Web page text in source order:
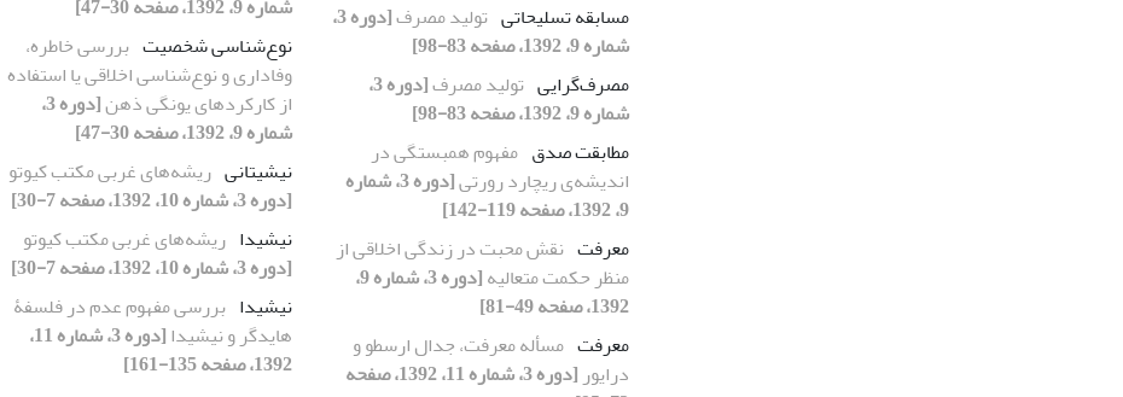
مسابقه تسلیحاتی تولید مصرف
[دوره 3،
شماره 9، 1392، صفحه 83-98]
مصرف‌گرایی تولید مصرف
[دوره 3،
شماره 9، 1392، صفحه 83-98]
مطابقت صدق مفهوم همبستگی در
اندیشه‌ی ریچارد رورتی
[دوره 3، شماره
9، 1392، صفحه 119-142]
معرفت نقش محبت در زندگی اخلاقی از
منظر حکمت متعالیه
[دوره 3، شماره 9،
1392، صفحه 49-81]
معرفت مسأله معرفت، جدال ارسطو و
درایور
[دوره 3، شماره 11، 1392، صفحه
نوع‌شناسی شخصیت بررسی خاطره،
وفاداری و نوع‌شناسی اخلاقی یا استفاده
از کارکردهای یونگی ذهن
[دوره 3،
شماره 9، 1392، صفحه 30-47]
نیشیتانی ریشه‌های غربی مکتب کیوتو
[دوره 3، شماره 10، 1392، صفحه 7-30]
نیشیدا ریشه‌های غربی مکتب کیوتو
[دوره 3، شماره 10، 1392، صفحه 7-30]
نیشیدا بررسی مفهوم عدم در فلسفۀ
هایدگر و نیشیدا
[دوره 3، شماره 11،
1392، صفحه 135-161]